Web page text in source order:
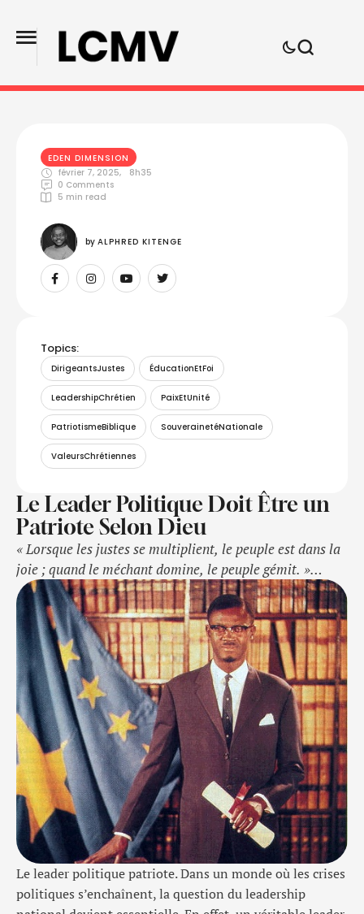
EDEN DIMENSION
février 7, 2025,
8h35
0 Comments
5 min read
by ALPHRED KITENGE
Topics:
DirigeantsJustes ÉducationEtFoi
LeadershipChrétien PaixEtUnité
PatriotismeBiblique SouverainetéNationale
ValeursChrétiennes
Le Leader Politique Doit Être un
Patriote Selon Dieu
« Lorsque les justes se multiplient, le peuple est dans la
joie ; quand le méchant domine, le peuple gémit. »
(Proverbes 29:2)
Le leader politique patriote. Dans un monde où les crises
politiques s’enchaînent, la question du leadership